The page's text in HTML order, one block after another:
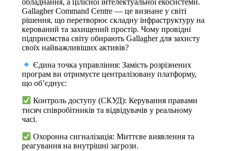
обладнання, а цілісної інтелектуальної екосистеми.
Gallagher Command Centre — це визнане у світі
рішення, що перетворює складну інфраструктуру на
керований та захищений простір. Чому провідні
підприємства світу обирають Gallagher для захисту
своїх найважливіших активів?
Єдина точка управління: Замість розрізнених
програм ви отримуєте централізовану платформу,
що об’єднує:
Контроль доступу (СКУД): Керування правами
тисяч співробітників та відвідувачів у реальному
часі.
Охоронна сигналізація: Миттєве виявлення та
реагування на внутрішні загрози.